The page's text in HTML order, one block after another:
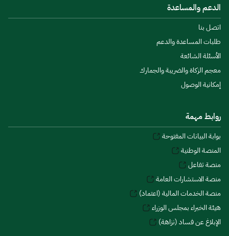
الدعم والمساعدة
اتصل بنا
طلبات المساعدة والدعم
الأسئلة الشائعة
معجم الزكاة والضريبة والجمارك
إمكانية الوصول
روابط مهمة
بوابة البيانات المفتوحة
المنصة الوطنية
منصة تفاعل
منصة الاستشارات العامة
منصة الخدمات المالية (اعتماد)
هيئة الخبراء بمجلس الوزراء
الإبلاغ عن فساد (نزاهة)